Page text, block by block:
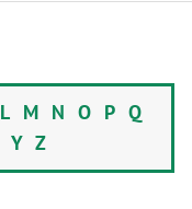
L M N O P Q
Y Z